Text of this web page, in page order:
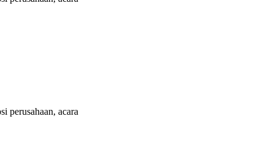
perusahaan, acara